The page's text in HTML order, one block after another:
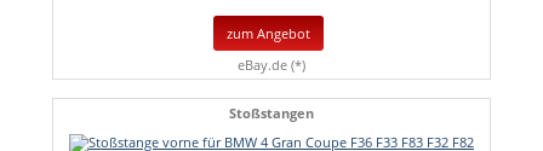
zum Angebot
eBay.de (*)
Stoßstangen